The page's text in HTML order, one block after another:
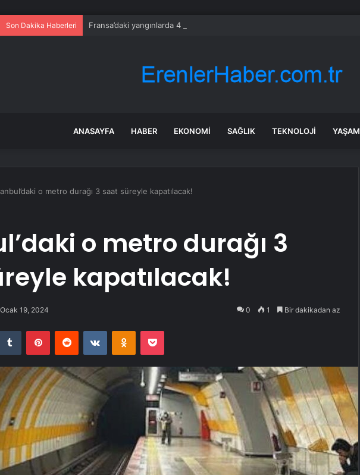
Son Dakika Haberleri Fransa’daki yangınlarda 4 itfaiye eri hayatını kaybetti
ANASAYFA HABER EKONOMI SAĞLIK TEKNOLOJI YAŞAM
o metro durağı 3 saat süreyle kapatılacak!
o metro durağı 3
kapatılacak!
Ocak 19, 2024 0 1 Bir dakikadan az
Tumblr PinterestReddit VKontakteOdnoklassniki
Pocket